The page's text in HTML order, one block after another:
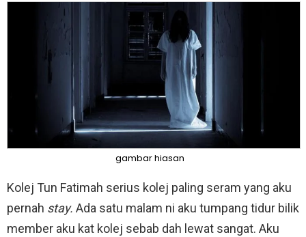
gambar hiasan
Kolej Tun Fatimah serius kolej paling seram yang aku
pernah stay. Ada satu malam ni aku tumpang tidur bilik
member aku kat kolej sebab dah lewat sangat. Aku